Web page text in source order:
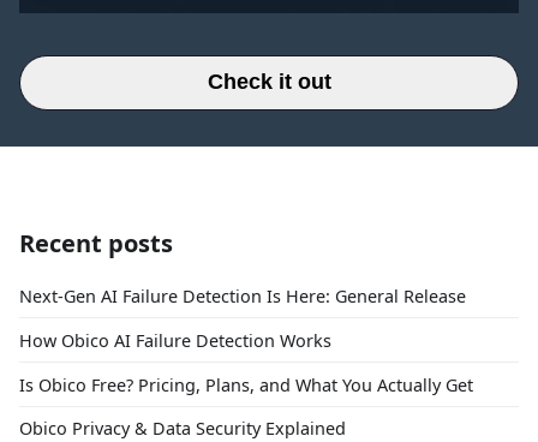
Check it out
Recent posts
Next-Gen AI Failure Detection Is Here: General Release
How Obico AI Failure Detection Works
Is Obico Free? Pricing, Plans, and What You Actually Get
Obico Privacy & Data Security Explained